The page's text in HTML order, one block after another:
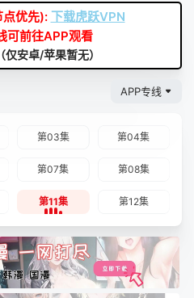
点优先): 下载虎跃VPN
可前往APP观看
安卓/苹果暂无）
APP专线
第03集 第04集
第07集 第08集
第11集 第12集